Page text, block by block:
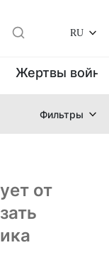
RU
Жертвы
Фильтры
от